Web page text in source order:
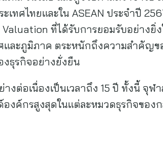
เทศไทยและใน ASEAN ประจำปี
ที่ได้รับการยอมรับอย่างยิ่
และภูมิภาค ตระหนักถึงความสำคัญข
งธุรกิจอย่างยั่งยืน
งต่อเนื่องเป็นเวลาถึง 15 ปี ทั้งนี้ จุ
งค์กรสูงสุดในแต่ละหมวดธุรกิจของ